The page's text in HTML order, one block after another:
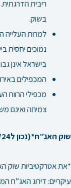
ריבית
בשוק.
למרות העלייה
בישראל אינן
המכפילים
מכפילי הרווח
צמיחה ואינם
שוק האג”ח*(נכון ל31/12/24)
*את אטרקטיביות שוק
עיקריים: דירוג